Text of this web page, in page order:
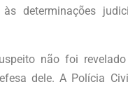
determinações
não foi
dele. A Polícia